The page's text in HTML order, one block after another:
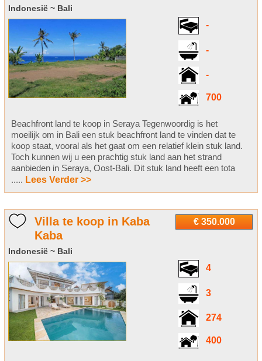
Indonesië ~ Bali
-
-
-
700
Beachfront land te koop in Seraya Tegenwoordig is het
moeilijk om in Bali een stuk beachfront land te vinden dat te
koop staat, vooral als het gaat om een relatief klein stuk land.
Toch kunnen wij u een prachtig stuk land aan het strand
aanbieden in Seraya, Oost-Bali. Dit stuk land heeft een tota
..... Lees Verder >>
€ 350.000
Villa te koop in Kaba
Kaba
Indonesië ~ Bali
4
3
274
400